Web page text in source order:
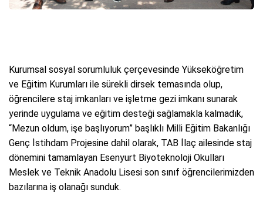
Kurumsal sosyal sorumluluk çerçevesinde Yükseköğretim
ve Eğitim Kurumları ile sürekli dirsek temasında olup,
öğrencilere staj imkanları ve işletme gezi imkanı sunarak
yerinde uygulama ve eğitim desteği sağlamakla kalmadık,
“Mezun oldum, işe başlıyorum” başlıklı Milli Eğitim Bakanlığı
Genç İstihdam Projesine dahil olarak, TAB İlaç ailesinde staj
dönemini tamamlayan Esenyurt Biyoteknoloji Okulları
Meslek ve Teknik Anadolu Lisesi son sınıf öğrencilerimizden
bazılarına iş olanağı sunduk.